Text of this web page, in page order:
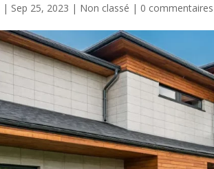
| Sep 25, 2023 | Non classé | 0 commentaires